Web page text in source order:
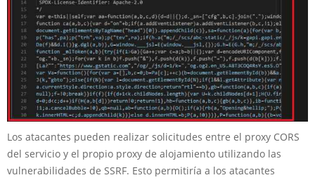
Los atacantes pueden realizar solicitudes entre el proxy CORS
del servicio y el propio proxy de alojamiento utilizando las
vulnerabilidades de SSRF. Esto permitiría a los atacantes